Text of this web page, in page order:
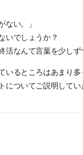
ない。」
いでしょうか？
なんて言葉を少しず
るところはあまり多
ついてご説明してい